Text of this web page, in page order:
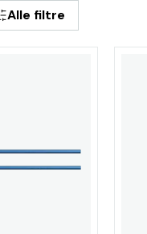
Alle filtre